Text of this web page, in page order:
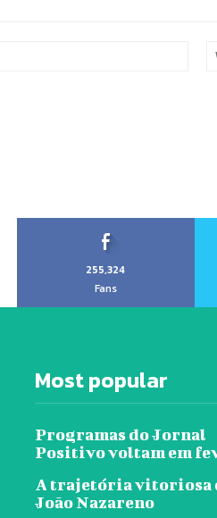
255,324
Fans
Most popular
Programas do Jornal
Positivo voltam em
A trajetória vitoriosa
João Nazareno